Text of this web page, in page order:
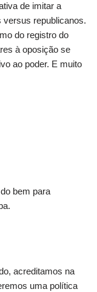
de imitar a
versus republicanos.
do registro do
à oposição se
ao poder. E muito
bem para
acreditamos na
uma política